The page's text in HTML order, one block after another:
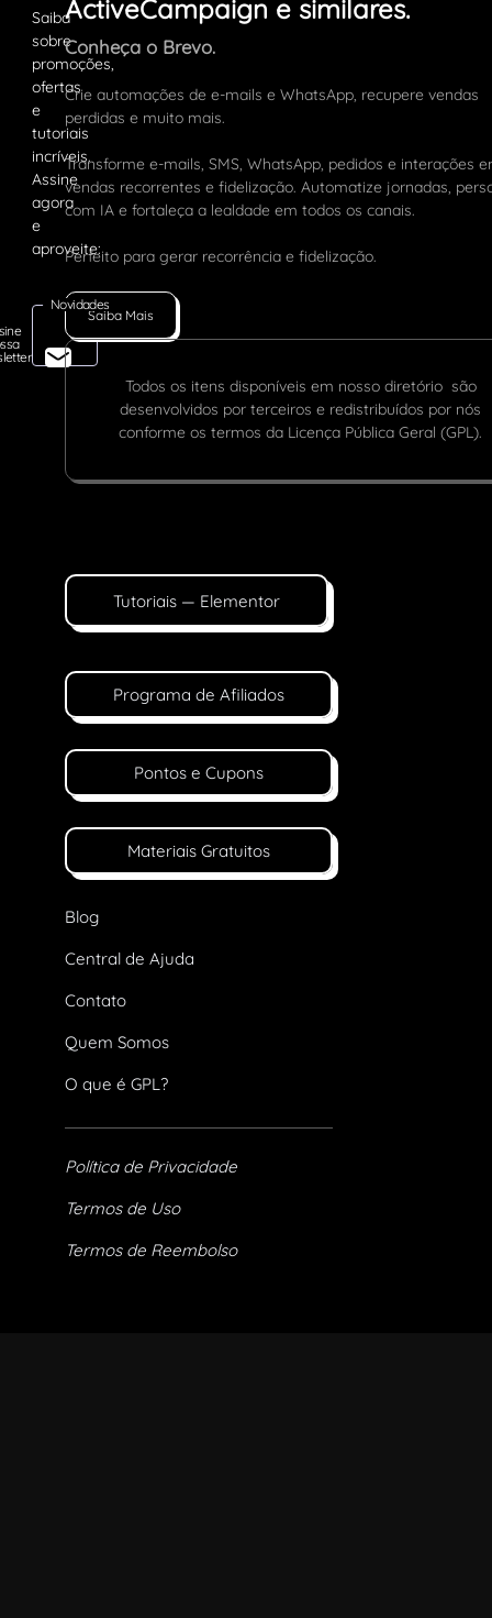
Novidades
ActiveCampaign e similares.
Conheça o Brevo.
Crie automações de e-mails e WhatsApp, recupere vendas
perdidas e muito mais.
Transforme e-mails, SMS, WhatsApp, pedidos e interações
vendas recorrentes e fidelização. Automatize jornadas,
com IA e fortaleça a lealdade em todos os canais.
Perfeito para gerar recorrência e fidelização.
Saiba Mais
Todos os itens disponíveis em nosso diretório são
desenvolvidos por terceiros e redistribuídos por nós
conforme os termos da Licença Pública Geral (GPL).
Tutoriais — Elementor
Programa de Afiliados
Pontos e Cupons
Materiais Gratuitos
Blog
Central de Ajuda
Contato
Quem Somos
O que é GPL?
Política de Privacidade
Termos de Uso
Termos de Reembolso